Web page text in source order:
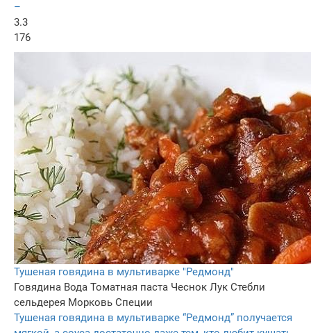
–
3.3
176
Тушеная говядина в мультиварке "Редмонд"
Говядина Вода Томатная паста Чеснок Лук Стебли
сельдерея Морковь Специи
Тушеная говядина в мультиварке “Редмонд” получается